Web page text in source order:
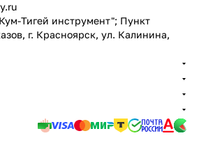
Тигей инструмент"; Пункт
г. Красноярск, ул. Калинина,